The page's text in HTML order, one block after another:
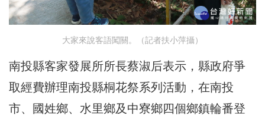
大家來說客語闖關。（記者扶小萍攝）
南投縣客家發展所所長蔡淑后表示，縣政府爭
取經費辦理南投縣桐花祭系列活動，在南投
市、國姓鄉、水里鄉及中寮鄉四個鄉鎮輪番登